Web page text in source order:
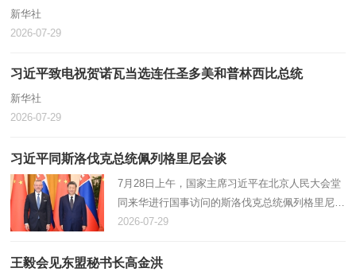
新华社
2026-07-29
习近平致电祝贺诺瓦当选连任圣多美和普林西比总统
新华社
2026-07-29
习近平同斯洛伐克总统佩列格里尼会谈
7月28日上午，国家主席习近平在北京人民大会堂
同来华进行国事访问的斯洛伐克总统佩列格里尼举
行会谈。新华社记者 李响 摄 新华社北京7月28日
在北京人民大会堂同来华…
2026-07-29
王毅会见东盟秘书长高金洪